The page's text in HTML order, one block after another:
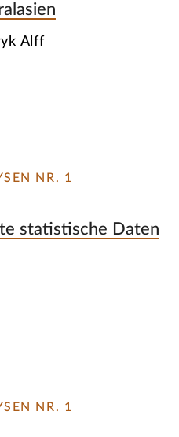
Alff
NR. 1
statistische Daten
NR. 1